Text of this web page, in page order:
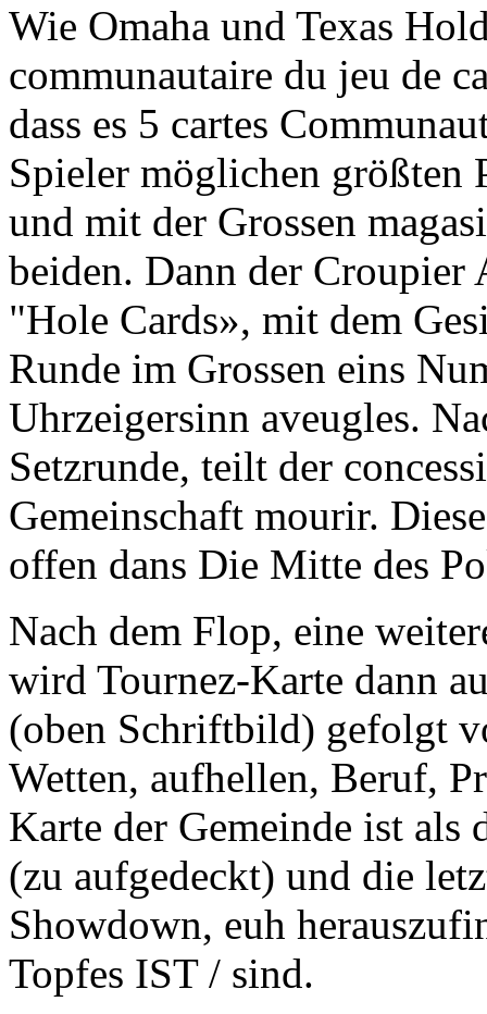
Wie Omaha und Texas
communautaire du jeu de
dass es 5 cartes
Spieler möglichen größten
und mit der Grossen
beiden. Dann der Croupier
"Hole Cards», mit dem
Runde im Grossen eins
Uhrzeigersinn aveugles.
Setzrunde, teilt der
Gemeinschaft mourir.
offen dans Die Mitte des
Nach dem Flop, eine
wird Tournez-Karte dann
(oben Schriftbild) gefolgt
Wetten, aufhellen, Beruf,
Karte der Gemeinde ist als
(zu aufgedeckt) und die
Showdown, euh
Topfes IST / sind.